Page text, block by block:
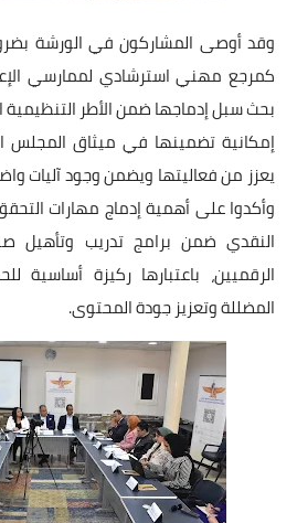
وقد أوصى المشاركون في الورشة
كمرجع مهني استرشادي لممارسي
بحث سبل إدماجها ضمن الأطر التنظيمية
إمكانية تضمينها في ميثاق المجلس
يعزز من فعاليتها ويضمن وجود آليات
وأكدوا على أهمية إدماج مهارات
النقدي ضمن برامج تدريب وتأهيل
الرقميين، باعتبارها ركيزة أساسية
المضللة وتعزيز جودة المحتوى.